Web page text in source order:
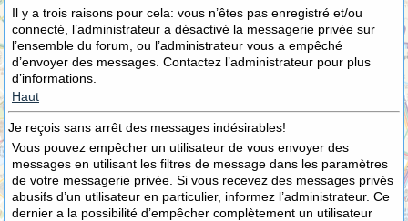
Il y a trois raisons pour cela: vous n’êtes pas enregistré et/ou
connecté, l’administrateur a désactivé la messagerie privée sur
l’ensemble du forum, ou l’administrateur vous a empêché
d’envoyer des messages. Contactez l’administrateur pour plus
d’informations.
Haut
Je reçois sans arrêt des messages indésirables!
Vous pouvez empêcher un utilisateur de vous envoyer des
messages en utilisant les filtres de message dans les paramètres
de votre messagerie privée. Si vous recevez des messages privés
abusifs d’un utilisateur en particulier, informez l’administrateur. Ce
dernier a la possibilité d’empêcher complètement un utilisateur